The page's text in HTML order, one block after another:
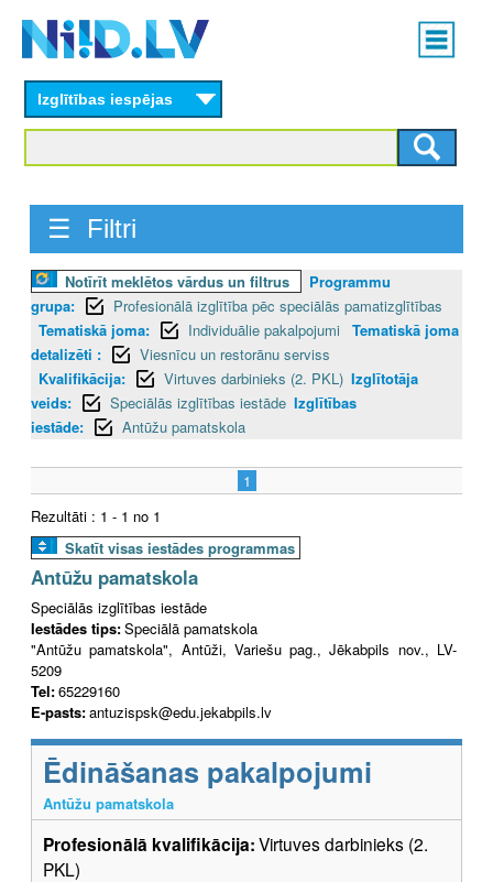
content
Main
menu
Izglītības iespējas
☰ Filtri
Notīrīt meklētos vārdus un filtrus
Programmu
grupa:
Profesionālā izglītība pēc speciālās pamatizglītības
Tematiskā joma:
Individuālie pakalpojumi
Tematiskā joma
detalizēti :
Viesnīcu un restorānu serviss
Kvalifikācija:
Virtuves darbinieks (2. PKL) Izglītotāja
veids:
Speciālās izglītības iestāde Izglītības
iestāde:
Antūžu pamatskola
1
Rezultāti : 1 - 1 no 1
Skatīt visas iestādes programmas
Antūžu pamatskola
Speciālās izglītības iestāde
Iestādes tips:Speciālā pamatskola
"Antūžu pamatskola", Antūži, Variešu pag., Jēkabpils nov., LV-
5209
Tel:65229160
E-pasts:antuzispsk@edu.jekabpils.lv
Ēdināšanas pakalpojumi
Antūžu pamatskola
Profesionālā kvalifikācija:Virtuves darbinieks (2.
PKL)